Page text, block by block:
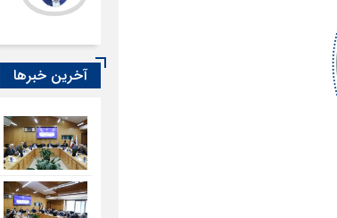
آخرین خبرها